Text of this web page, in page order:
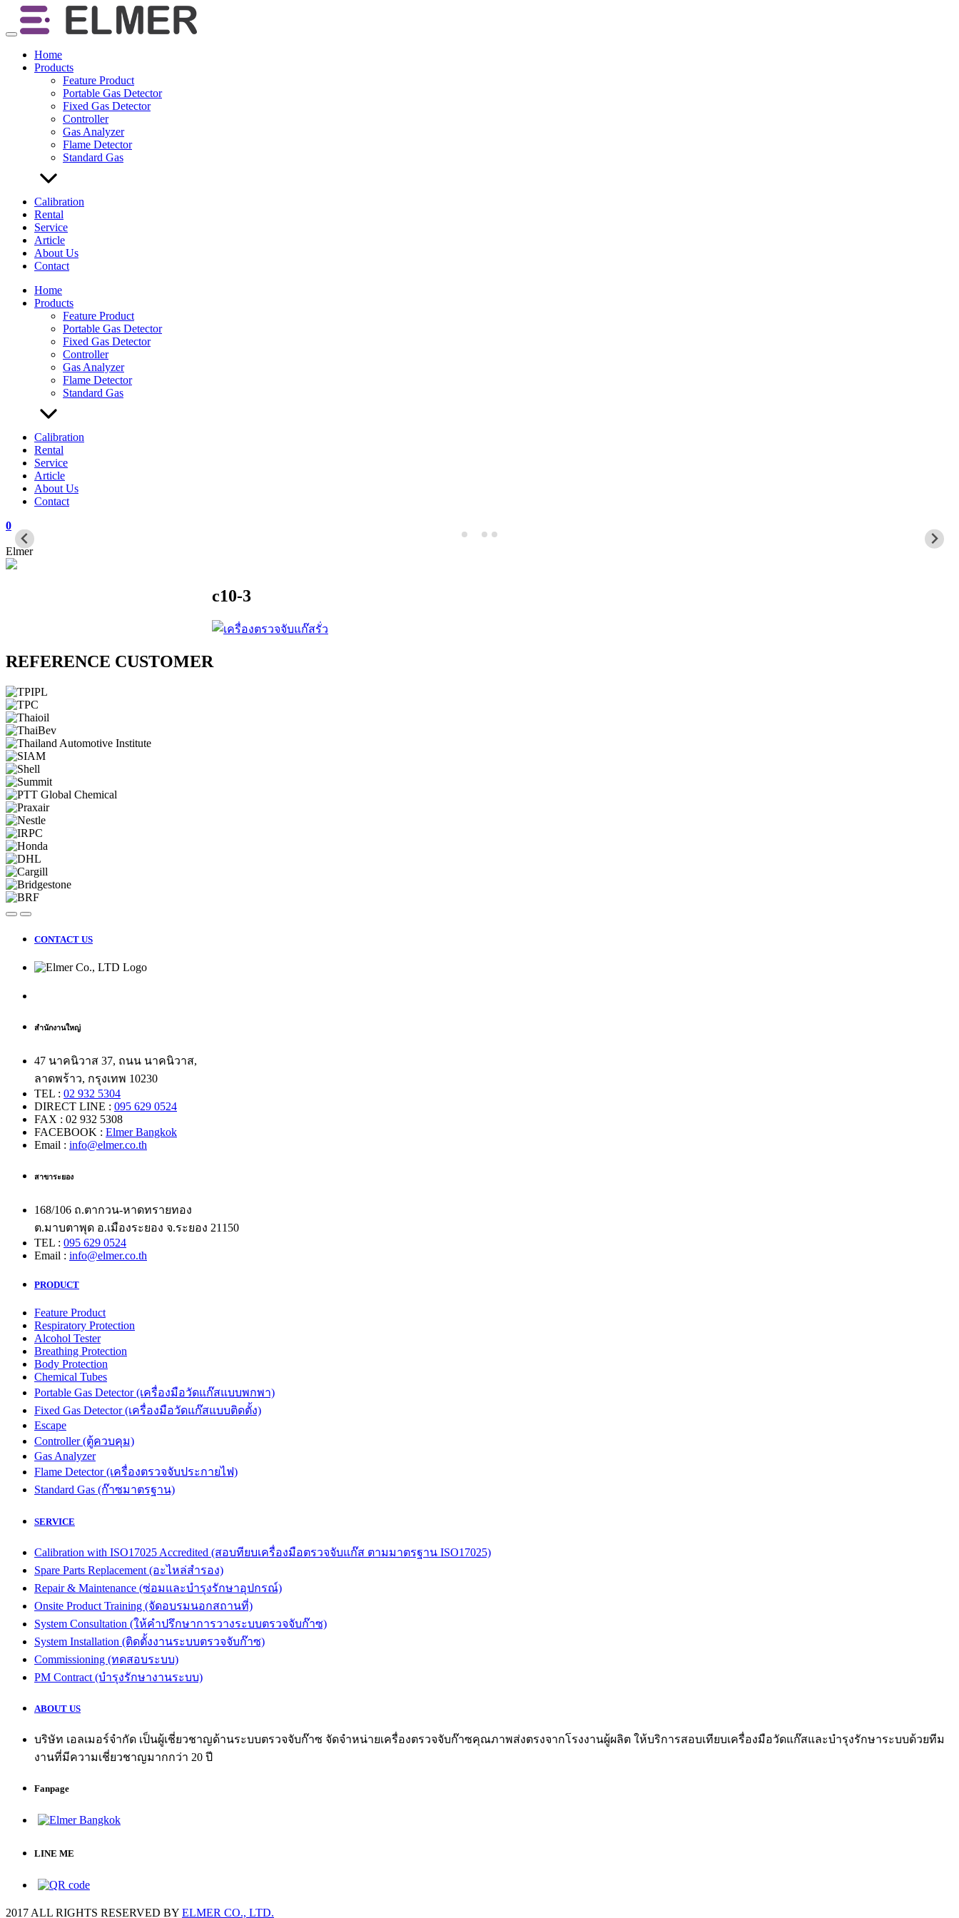
Skip
content
Home
Products
Feature Product
Portable Gas Detector
Fixed Gas Detector
Controller
Gas Analyzer
Flame Detector
Standard Gas
Calibration
Rental
Service
Article
About Us
Contact
Home
Products
Feature Product
Portable Gas Detector
Fixed Gas Detector
Controller
Gas Analyzer
Flame Detector
Standard Gas
Calibration
Rental
Service
Article
About Us
Contact
0
Elmer
c10-3
REFERENCE CUSTOMER
CONTACT US
สำนักงานใหญ่
47 นาคนิวาส 37, ถนน นาคนิวาส,
ลาดพร้าว, กรุงเทพ 10230
TEL : 02 932 5304
DIRECT LINE : 095 629 0524
FAX : 02 932 5308
FACEBOOK : Elmer Bangkok
Email : info@elmer.co.th
สาขาระยอง
168/106 ถ.ตากวน-หาดทรายทอง
ต.มาบตาพุด อ.เมืองระยอง จ.ระยอง 21150
TEL : 095 629 0524
Email : info@elmer.co.th
PRODUCT
Feature Product
Respiratory Protection
Alcohol Tester
Breathing Protection
Body Protection
Chemical Tubes
Portable Gas Detector (เครื่องมือวัดแก๊สแบบพกพา)
Fixed Gas Detector (เครื่องมือวัดแก๊สแบบติดตั้ง)
Escape
Controller (ตู้ควบคุม)
Gas Analyzer
Flame Detector (เครื่องตรวจจับประกายไฟ)
Standard Gas (ก๊าซมาตรฐาน)
SERVICE
Calibration with ISO17025 Accredited (สอบทียบเครื่องมือตรวจจับแก๊ส ตามมาตรฐาน ISO17025)
Spare Parts Replacement (อะไหล่สำรอง)
Repair & Maintenance (ซ่อมและบำรุงรักษาอุปกรณ์)
Onsite Product Training (จัดอบรมนอกสถานที่)
System Consultation (ให้คำปรึกษาการวางระบบตรวจจับก๊าซ)
System Installation (ติดตั้งงานระบบตรวจจับก๊าซ)
Commissioning (ทดสอบระบบ)
PM Contract (บำรุงรักษางานระบบ)
ABOUT US
บริษัท เอลเมอร์จำกัด เป็นผู้เชี่ยวชาญด้านระบบตรวจจับก๊าซ จัดจำหน่ายเครื่องตรวจจับก๊าซคุณภาพส่งตรงจากโรงงานผู้ผลิต ให้บริการสอบเทียบเครื่องมือวัดแก๊สและบำรุงรักษาระบบด้วยทีม
งานที่มีความเชี่ยวชาญมากกว่า 20 ปี
Fanpage
LINE ME
2017 ALL RIGHTS RESERVED BY ELMER CO., LTD.